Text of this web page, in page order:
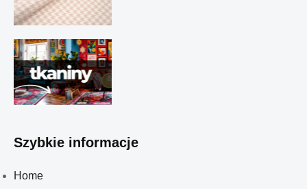
Szybkie informacje
Home